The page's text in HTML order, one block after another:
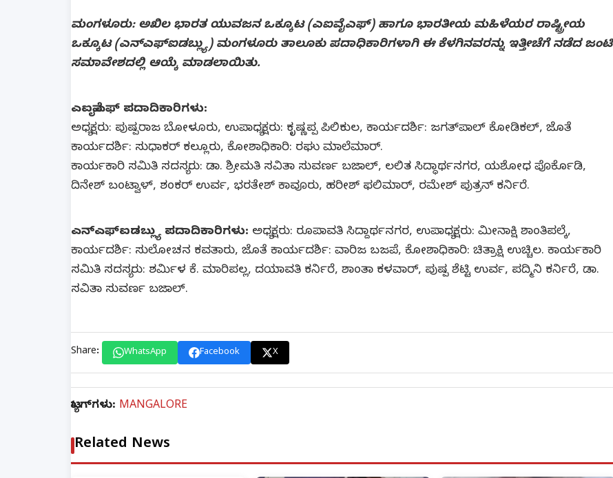
ಮಂಗಳೂರು: ಅಖಿಲ ಭಾರತ ಯುವಜನ ಒಕ್ಕೂಟ (ಎಐವೈಎಫ್) ಹಾಗೂ ಭಾರತೀಯ ಮಹಿಳೆಯರ ರಾಷ್ಟ್ರೀಯ
ಒಕ್ಕೂಟ (ಎನ್‍ಎಫ್‍ಐಡಬ್ಲ್ಯು) ಮಂಗಳೂರು ತಾಲೂಕು ಪದಾಧಿಕಾರಿಗಳಾಗಿ ಈ ಕೆಳಗಿನವರನ್ನು ಇತ್ತೀಚೆಗೆ ನಡೆದ ಜಂಟಿ
ಸಮಾವೇಶದಲ್ಲಿ ಆಯ್ಕೆ ಮಾಡಲಾಯಿತು.
ಎಐವೈಎಫ್ ಪದಾದಿಕಾರಿಗಳು:
ಅಧ್ಯಕ್ಷರು: ಪುಷ್ಪರಾಜ ಬೋಳೂರು, ಉಪಾಧ್ಯಕ್ಷರು: ಕೃಷ್ಣಪ್ಪ ಪಿಲಿಕುಲ, ಕಾರ್ಯದರ್ಶಿ: ಜಗತ್‍ಪಾಲ್ ಕೋಡಿಕಲ್, ಜೊತೆ
ಕಾರ್ಯದರ್ಶಿ: ಸುಧಾಕರ್ ಕಲ್ಲೂರು, ಕೋಶಾಧಿಕಾರಿ: ರಘು ಮಾಲೆಮಾರ್.
ಕಾರ್ಯಕಾರಿ ಸಮಿತಿ ಸದಸ್ಯರು: ಡಾ. ಶ್ರೀಮತಿ ಸವಿತಾ ಸುವರ್ಣ ಬಜಾಲ್, ಲಲಿತ ಸಿದ್ಧಾರ್ಥನಗರ, ಯಶೋಧ ಪೊರ್ಕೊಡಿ,
ದಿನೇಶ್ ಬಂಟ್ವಾಳ್, ಶಂಕರ್ ಉರ್ವ, ಭರತೇಶ್ ಕಾವೂರು, ಹರೀಶ್ ಫಲಿಮಾರ್, ರಮೇಶ್ ಪುತ್ರನ್ ಕರ್ನಿರೆ.
ಎನ್‍ಎಫ್‍ಐಡಬ್ಲ್ಯು ಪದಾದಿಕಾರಿಗಳು: ಅಧ್ಯಕ್ಷರು: ರೂಪಾವತಿ ಸಿದ್ದಾರ್ಥನಗರ, ಉಪಾಧ್ಯಕ್ಷರು: ಮೀನಾಕ್ಷಿ ಶಾಂತಿಪಲ್ಕೆ,
ಕಾರ್ಯದರ್ಶಿ: ಸುಲೋಚನ ಕವತಾರು, ಜೊತೆ ಕಾರ್ಯದರ್ಶಿ: ವಾರಿಜ ಬಜಪೆ, ಕೋಶಾಧಿಕಾರಿ: ಚಿತ್ರಾಕ್ಷಿ ಉಚ್ಚಿಲ. ಕಾರ್ಯಕಾರಿ
ಸಮಿತಿ ಸದಸ್ಯರು: ಶರ್ಮಿಳ ಕೆ. ಮಾರಿಪಲ್ಲ, ದಯಾವತಿ ಕರ್ನಿರೆ, ಶಾಂತಾ ಕಳವಾರ್, ಪುಷ್ಪ ಶೆಟ್ಟಿ ಉರ್ವ, ಪದ್ಮಿನಿ ಕರ್ನಿರೆ, ಡಾ.
ಸವಿತಾ ಸುವರ್ಣ ಬಜಾಲ್.
Share: WhatsApp Facebook X
ಟ್ಯಾಗ್‌ಗಳು: MANGALORE
Related News